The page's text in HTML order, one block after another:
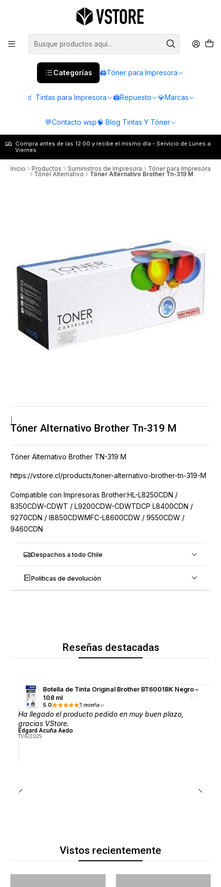
Categorías 🖨️Tóner para Impresora
🧃 Tintas para Impresora 🖨️Repuesto 💎Marcas
💬Contacto wsp🧠 Blog Tintas Y Tóner
Compra antes de las 12:00 y recibe el mismo día - Servicio de Lunes a
Viernes
Inicio Productos Suministros de Impresora Tóner para Impresora
Tóner Alternativo Tóner Alternativo Brother Tn-319 M
Tóner Alternativo Brother Tn-319 M
Tóner Alternativo Brother TN-319 M
https://vstore.cl/products/toner-alternativo-brother-tn-319-M
Compatible con Impresoras Brother:HL-L8250CDN /
8350CDW-CDWT / L9200CDW-CDWTDCP L8400CDN /
9270CDN / l8850CDWMFC-L8600CDW / 9550CDW /
9460CDN
Despachos a todo Chile
Políticas de devolución
Reseñas destacadas
Botella de Tinta Original Brother BT6001BK Negro –
108 ml
5.0 1 reseña
Ha llegado el producto pedido en muy buen plazo,
gracias VStore.
Edgard Acuña Aedo
11/6/2025
Vistos recientemente